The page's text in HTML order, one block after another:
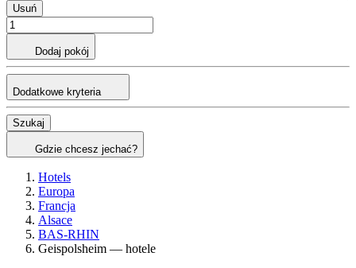
Usuń
Dodaj pokój
Dodatkowe kryteria
Szukaj
Gdzie chcesz jechać?
Hotels
Europa
Francja
Alsace
BAS-RHIN
Geispolsheim — hotele